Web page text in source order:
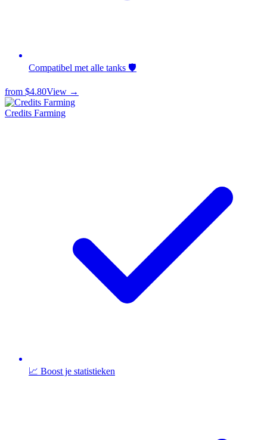
Compatibel met alle tanks 🛡️
from $4.80View →
Credits Farming
📈 Boost je statistieken